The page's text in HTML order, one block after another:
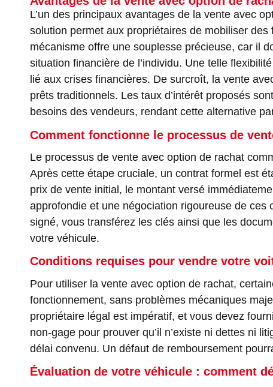
L’un des principaux avantages de la vente avec
solution permet aux propriétaires de mobiliser
mécanisme offre une souplesse précieuse, car il
situation financière de l’individu. Une telle
lié aux crises financières. De surcroît, la vente
prêts traditionnels. Les taux d’intérêt proposés
besoins des vendeurs, rendant cette alternative
Comment fonctionne le processus de
Le processus de vente avec option de rachat
Après cette étape cruciale, un contrat formel est
prix de vente initial, le montant versé
approfondie et une négociation rigoureuse de
signé, vous transférez les clés ainsi que les
votre véhicule.
Conditions requises pour vendre votre
Pour utiliser la vente avec option de rachat,
fonctionnement, sans problèmes mécaniques
propriétaire légal est impératif, et vous devez
non-gage pour prouver qu’il n’existe ni dettes ni
délai convenu. Un défaut de remboursement
Évaluation de votre véhicule : comment